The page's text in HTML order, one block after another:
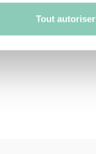
Tout autoriser